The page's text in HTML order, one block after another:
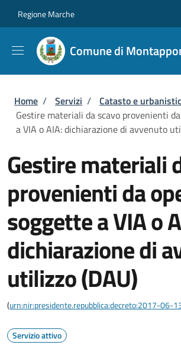
Regione Marche
Comune di
Briciole di pane
Home / Servizi / Catasto e
Gestire materiali da scavo provenienti
a VIA o AIA: dichiarazione di avvenuto
Gestire materiali
provenienti da
soggette a VIA o
dichiarazione di
utilizzo (DAU)
(urn:nir:presidente.repubblica:decreto:2017-06-
Servizio attivo